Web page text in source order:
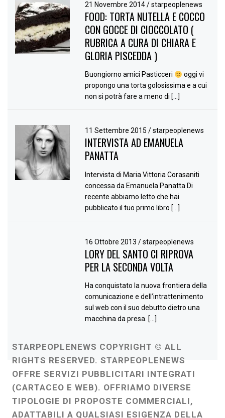
21 Novembre 2014/ starpeoplenews
FOOD: TORTA NUTELLA E COCCO
CON GOCCE DI CIOCCOLATO (
RUBRICA A CURA DI CHIARA E
GLORIA PISCEDDA )
Buongiorno amici Pasticceri
oggi vi
propongo una torta golosissima e a cui
non si potrà fare a meno di […]
11 Settembre 2015/ starpeoplenews
INTERVISTA AD EMANUELA
PANATTA
Intervista di Maria Vittoria Corasaniti
concessa da Emanuela Panatta Di
recente abbiamo letto che hai
pubblicato il tuo primo libro […]
16 Ottobre 2013/ starpeoplenews
LORY DEL SANTO CI RIPROVA
PER LA SECONDA VOLTA
Ha conquistato la nuova frontiera della
comunicazione e dell’intrattenimento
sul web con il suo debutto dietro una
macchina da presa. […]
STARPEOPLENEWS COPYRIGHT © ALL
RIGHTS RESERVED. STARPEOPLENEWS
OFFRE SERVIZI PUBBLICITARI INTEGRATI
(CARTACEO E WEB). OFFRIAMO DIVERSE
TIPOLOGIE DI PROPOSTE COMMERCIALI,
ADATTABILI A QUALSIASI ESIGENZA DELLA